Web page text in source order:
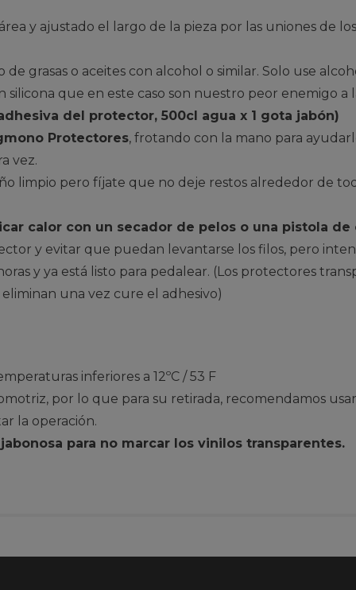
y ajustado el largo de la pieza por las uniones de
de grasas o aceites con alcohol o similar. Solo use
silicona que en este caso son nuestro peor enemigo a
del protector, 500cl agua x 1 gota jabón)
Protectores, frotando con la mano para
vez.
limpio pero fíjate que no deje restos alrededor de
calor con un secador de pelos o una pistola de
y evitar que puedan levantarse los filos, pero
y ya está listo para pedalear. (Los protectores
una vez cure el adhesivo)
inferiores a 12ºC / 53 F
por lo que para su retirada, recomendamos
la operación.
para no marcar los vinilos transparentes.